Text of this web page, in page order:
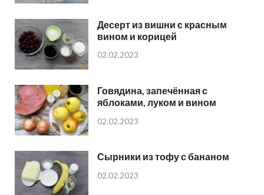
Десерт из вишни с красным
вином и корицей
02.02.2023
Говядина, запечённая с
яблоками, луком и вином
02.02.2023
Сырники из тофу с бананом
02.02.2023